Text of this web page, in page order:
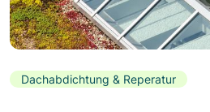
Dachabdichtung & Reperatur